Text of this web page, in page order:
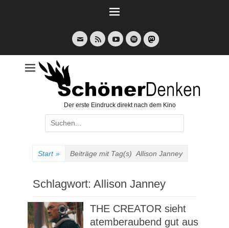
E-
Mail
Feed YouTubeSpotify
Der erste Eindruck direkt nach dem Kino
Suche
nach:
Start » Beiträge mit Tag(s) Allison Janney
Schlagwort: Allison Janney
THE CREATOR sieht
atemberaubend gut aus